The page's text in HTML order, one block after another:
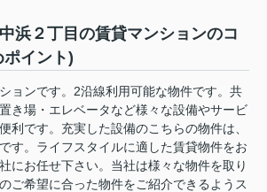
浜２丁目の賃貸マンションのコ
ポイント)
ョンです。2沿線利用可能な物件です。共
き場・エレベータなど様々な設備やサービ
利です。充実した設備のこちらの物件は、
す。ライフスタイルに適した賃貸物件をお
にお任せ下さい。当社は様々な物件を取り
ご希望に合った物件をご紹介できるようス